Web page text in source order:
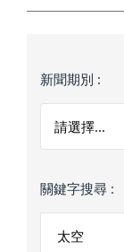
新聞期別 :
關鍵字搜尋 :